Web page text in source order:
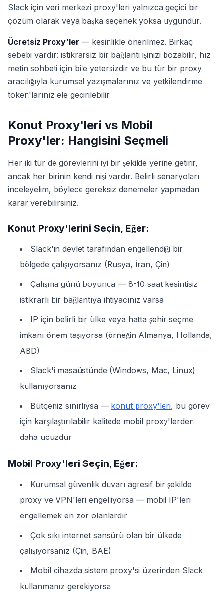
Slack için veri merkezi proxy'leri yalnızca geçici bir
çözüm olarak veya başka seçenek yoksa uygundur.
Ücretsiz Proxy'ler — kesinlikle önerilmez. Birkaç
sebebi vardır: istikrarsız bir bağlantı işinizi bozabilir, hız
metin sohbeti için bile yetersizdir ve bu tür bir proxy
aracılığıyla kurumsal yazışmalarınız ve yetkilendirme
token'larınız ele geçirilebilir.
Konut Proxy'leri vs Mobil
Proxy'ler: Hangisini Seçmeli
Her iki tür de görevlerini iyi bir şekilde yerine getirir,
ancak her birinin kendi nişi vardır. Belirli senaryoları
inceleyelim, böylece gereksiz denemeler yapmadan
karar verebilirsiniz.
Konut Proxy'lerini Seçin, Eğer:
Slack'in devlet tarafından engellendiği bir
bölgede çalışıyorsanız (Rusya, İran, Çin)
Çalışma günü boyunca — 8-10 saat kesintisiz
istikrarlı bir bağlantıya ihtiyacınız varsa
IP için belirli bir ülke veya hatta şehir seçme
imkanı önem taşıyorsa (örneğin Almanya, Hollanda,
ABD)
Slack'i masaüstünde (Windows, Mac, Linux)
kullanıyorsanız
Bütçeniz sınırlıysa — konut proxy'leri, bu görev
için karşılaştırılabilir kalitede mobil proxy'lerden
daha ucuzdur
Mobil Proxy'leri Seçin, Eğer:
Kurumsal güvenlik duvarı agresif bir şekilde
proxy ve VPN'leri engelliyorsa — mobil IP'leri
engellemek en zor olanlardır
Çok sıkı internet sansürü olan bir ülkede
çalışıyorsanız (Çin, BAE)
Mobil cihazda sistem proxy'si üzerinden Slack
kullanmanız gerekiyorsa